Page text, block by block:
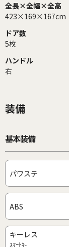
全長×全幅×全高
423×169×167cm
ドア数
5枚
ハンドル
右
装備
基本装備
パワステ
ABS
キーレス
ｽﾏｰﾄｷ-